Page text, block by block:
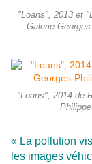
"Loans", 2013 et
Galerie
"Loans", 2014 de
« La pollution
les images